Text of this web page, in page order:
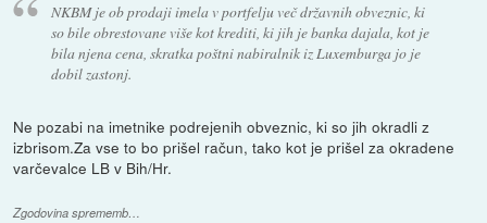
NKBM je ob prodaji imela v portfelju več državnih obveznic, ki
so bile obrestovane više kot krediti, ki jih je banka dajala, kot je
bila njena cena, skratka poštni nabiralnik iz Luxemburga jo je
dobil zastonj.
Ne pozabi na imetnike podrejenih obveznic, ki so jih okradli z
izbrisom.Za vse to bo prišel račun, tako kot je prišel za okradene
varčevalce LB v Bih/Hr.
Zgodovina sprememb…